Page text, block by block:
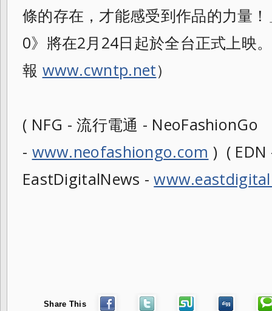
條的存在，才能感受到作品的力量
0》將在2月24日起於全台正式上映
報 www.cwntp.net）
( NFG - 流行電通 - NeoFashionGo
- www.neofashiongo.com ) ( EDN
EastDigitalNews -
Share This